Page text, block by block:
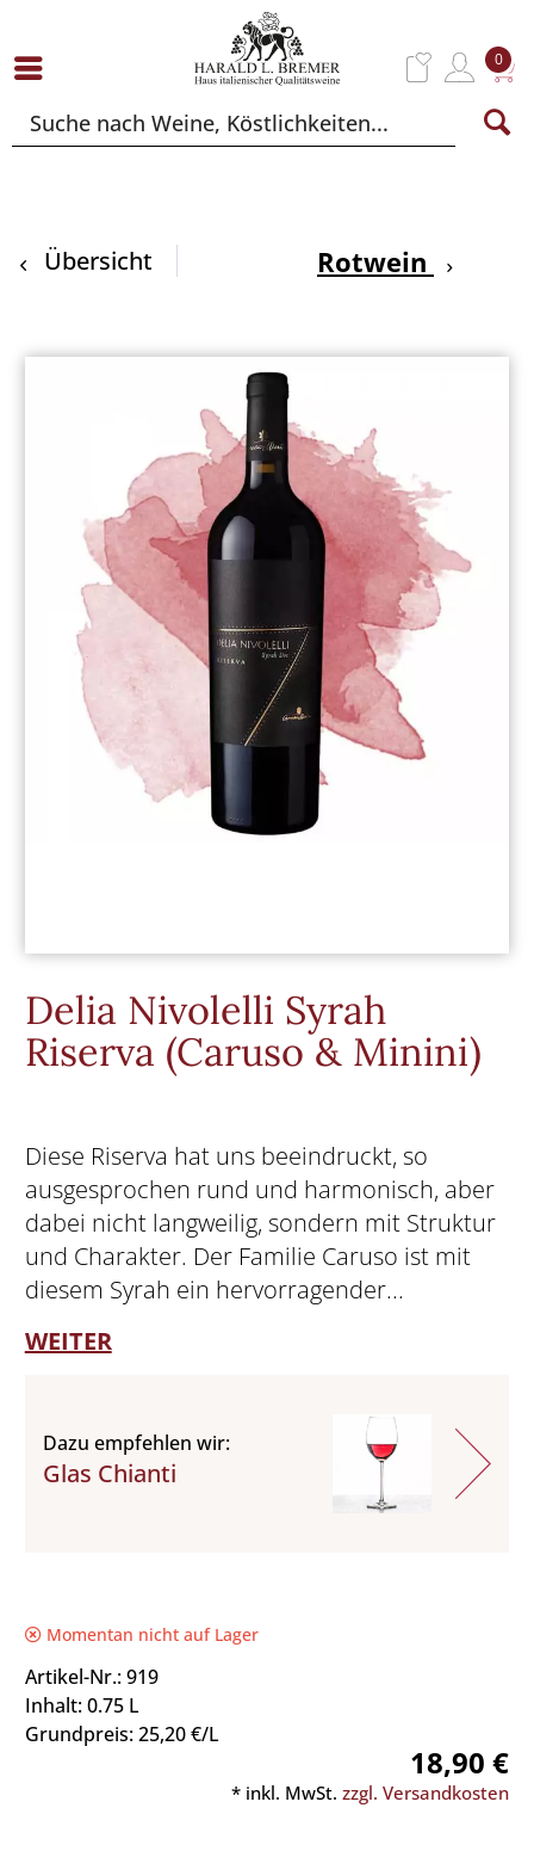
0
Übersicht Rotwein
Delia Nivolelli Syrah
Riserva (Caruso & Minini)
Diese Riserva hat uns beeindruckt, so
ausgesprochen rund und harmonisch, aber
dabei nicht langweilig, sondern mit Struktur
und Charakter. Der Familie Caruso ist mit
diesem Syrah ein hervorragender...
WEITER
Dazu empfehlen wir:
Glas Chianti
Momentan nicht auf Lager
Artikel-Nr.: 919
Inhalt: 0.75 L
Grundpreis: 25,20 €/L
18,90 €
* inkl. MwSt.zzgl. Versandkosten